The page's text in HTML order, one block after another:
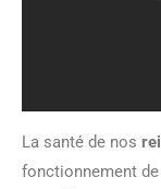
La santé de nos
fonctionnement